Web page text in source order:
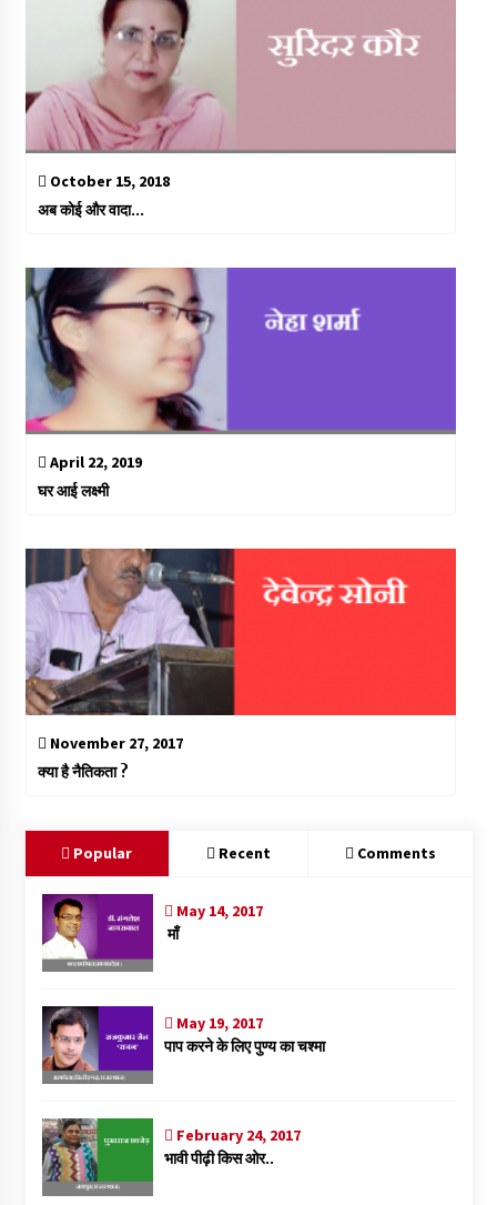
October 15, 2018
अब कोई और वादा…
April 22, 2019
घर आई लक्ष्मी
November 27, 2017
क्या है नैतिकता ?
Popular Recent Comments
May 14, 2017
माँ
May 19, 2017
पाप करने के लिए पुण्य का चश्मा
February 24, 2017
भावी पीढ़ी किस ओर..